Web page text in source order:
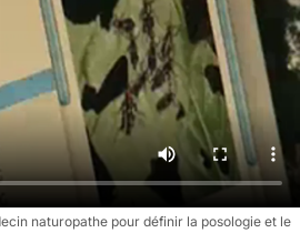
naturopathe pour définir la posologie et le